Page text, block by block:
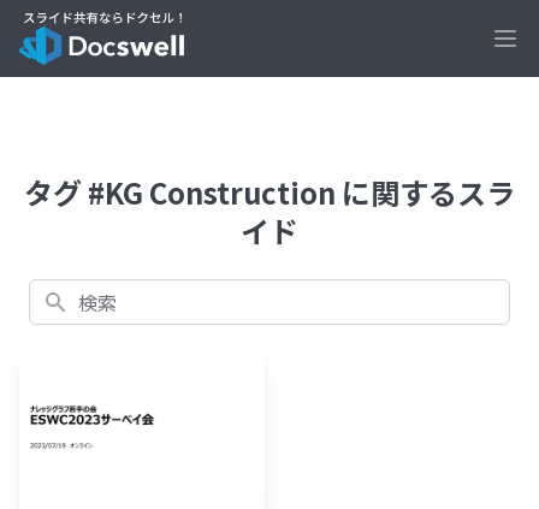
タグ #KG Construction に関するスラ
イド
検索